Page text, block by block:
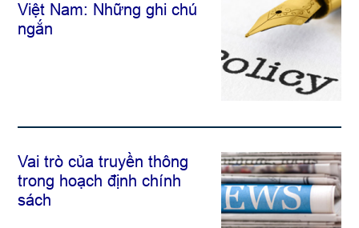
Việt Nam: Những ghi chú
ngắn
Vai trò của truyền thông
trong hoạch định chính
sách